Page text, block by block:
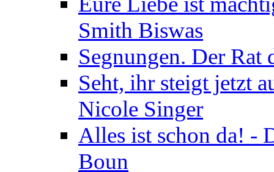
Smith Biswas
Segnungen. Der
Seht, ihr steigt jetzt
Nicole Singer
Alles ist schon da! -
Boun